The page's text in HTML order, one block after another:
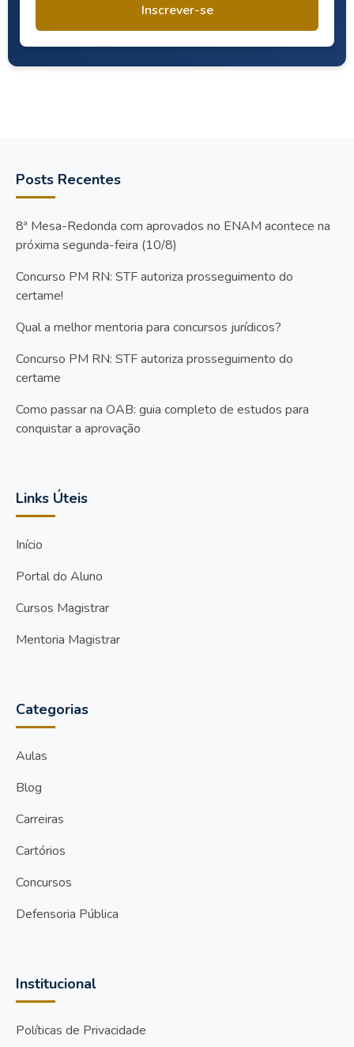
Inscrever-se
Posts Recentes
8ª Mesa-Redonda com aprovados no ENAM acontece na
próxima segunda-feira (10/8)
Concurso PM RN: STF autoriza prosseguimento do
certame!
Qual a melhor mentoria para concursos jurídicos?
Concurso PM RN: STF autoriza prosseguimento do
certame
Como passar na OAB: guia completo de estudos para
conquistar a aprovação
Links Úteis
Início
Portal do Aluno
Cursos Magistrar
Mentoria Magistrar
Categorias
Aulas
Blog
Carreiras
Cartórios
Concursos
Defensoria Pública
Institucional
Políticas de Privacidade